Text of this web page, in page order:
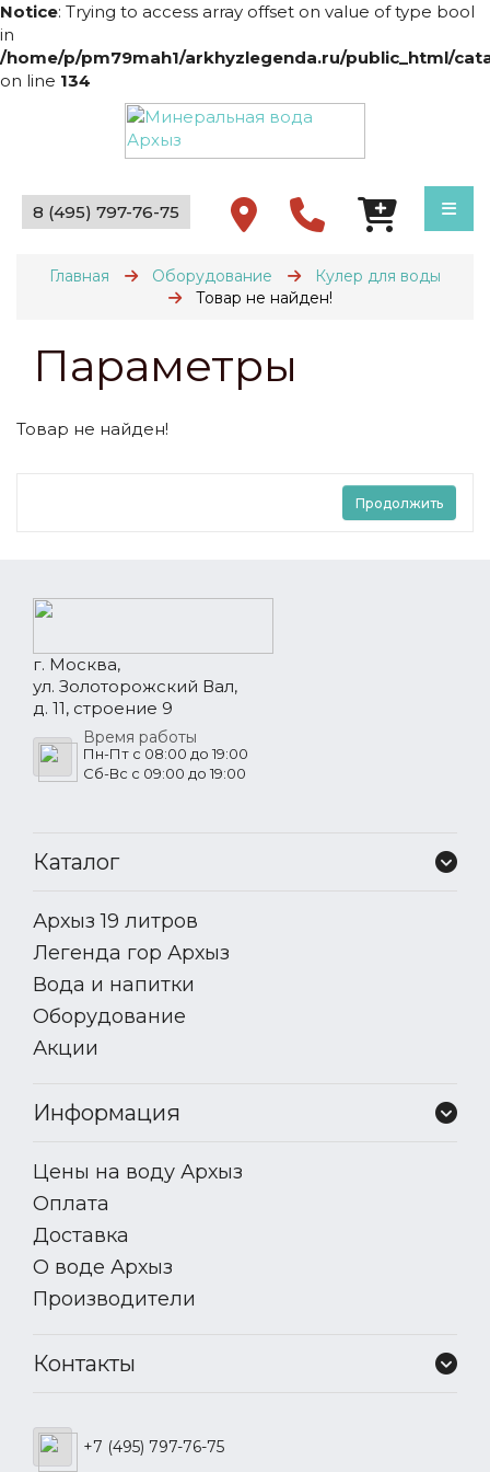
Notice: Trying to access array offset on value of type bool
in
/home/p/pm79mah1/arkhyzlegenda.ru/public_html/
on line 134
8 (495) 797-76-75
Главная Оборудование
Кулер для воды
Товар не найден!
Параметры
Товар не найден!
Продолжить
г. Москва,
ул. Золоторожский Вал,
д. 11, строение 9
Время работы
Пн-Пт с 08:00 до 19:00
Сб-Вс с 09:00 до 19:00
Каталог
Архыз 19 литров
Легенда гор Архыз
Вода и напитки
Оборудование
Акции
Информация
Цены на воду Архыз
Оплата
Доставка
О воде Архыз
Производители
Контакты
+7 (495) 797-76-75